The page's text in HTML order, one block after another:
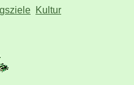
Kultur